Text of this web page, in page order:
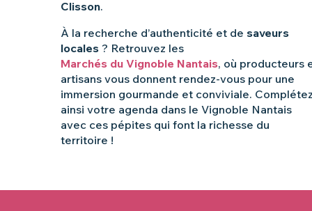
Clisson.
À la recherche d’authenticité et de saveurs
locales ? Retrouvez les
Marchés du Vignoble Nantais, où producteurs
artisans vous donnent rendez-vous pour une
immersion gourmande et conviviale.
ainsi votre agenda dans le Vignoble Nantais
avec ces pépites qui font la richesse du
territoire !